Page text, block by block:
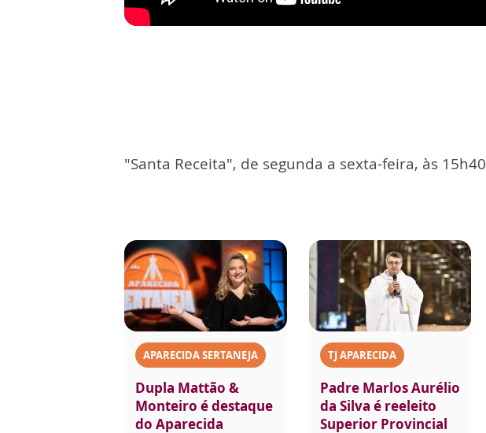
"Santa Receita", de segunda a sexta-feira, às 15h40
APARECIDA SERTANEJA
Dupla Mattão &
Monteiro é destaque
do Aparecida
TJ APARECIDA
Padre Marlos Aurélio
da Silva é reeleito
Superior Provincial